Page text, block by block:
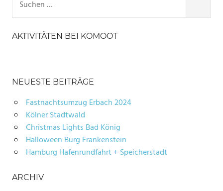
nach:
AKTIVITÄTEN BEI KOMOOT
NEUESTE BEITRÄGE
Fastnachtsumzug Erbach 2024
Kölner Stadtwald
Christmas Lights Bad König
Halloween Burg Frankenstein
Hamburg Hafenrundfahrt + Speicherstadt
ARCHIV